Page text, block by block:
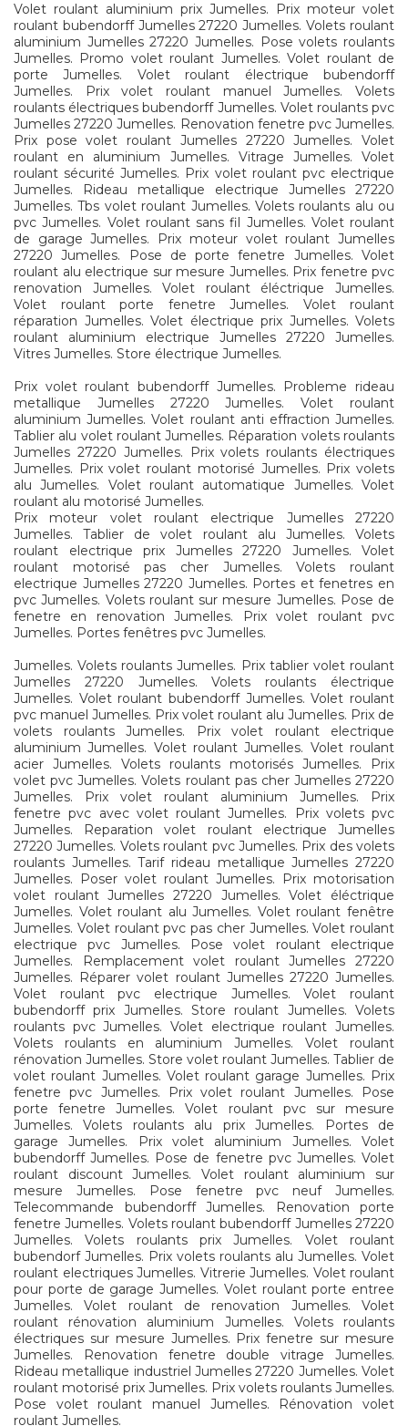
Volet roulant aluminium prix Jumelles. Prix moteur volet
roulant bubendorff Jumelles 27220 Jumelles. Volets roulant
aluminium Jumelles 27220 Jumelles. Pose volets roulants
Jumelles. Promo volet roulant Jumelles. Volet roulant de
porte Jumelles. Volet roulant électrique bubendorff
Jumelles. Prix volet roulant manuel Jumelles. Volets
roulants électriques bubendorff Jumelles. Volet roulants pvc
Jumelles 27220 Jumelles. Renovation fenetre pvc Jumelles.
Prix pose volet roulant Jumelles 27220 Jumelles. Volet
roulant en aluminium Jumelles. Vitrage Jumelles. Volet
roulant sécurité Jumelles. Prix volet roulant pvc electrique
Jumelles. Rideau metallique electrique Jumelles 27220
Jumelles. Tbs volet roulant Jumelles. Volets roulants alu ou
pvc Jumelles. Volet roulant sans fil Jumelles. Volet roulant
de garage Jumelles. Prix moteur volet roulant Jumelles
27220 Jumelles. Pose de porte fenetre Jumelles. Volet
roulant alu electrique sur mesure Jumelles. Prix fenetre pvc
renovation Jumelles. Volet roulant éléctrique Jumelles.
Volet roulant porte fenetre Jumelles. Volet roulant
réparation Jumelles. Volet électrique prix Jumelles. Volets
roulant aluminium electrique Jumelles 27220 Jumelles.
Vitres Jumelles. Store électrique Jumelles.
Prix volet roulant bubendorff Jumelles. Probleme rideau
metallique Jumelles 27220 Jumelles. Volet roulant
aluminium Jumelles. Volet roulant anti effraction Jumelles.
Tablier alu volet roulant Jumelles. Réparation volets roulants
Jumelles 27220 Jumelles. Prix volets roulants électriques
Jumelles. Prix volet roulant motorisé Jumelles. Prix volets
alu Jumelles. Volet roulant automatique Jumelles. Volet
roulant alu motorisé Jumelles.
Prix moteur volet roulant electrique Jumelles 27220
Jumelles. Tablier de volet roulant alu Jumelles. Volets
roulant electrique prix Jumelles 27220 Jumelles. Volet
roulant motorisé pas cher Jumelles. Volets roulant
electrique Jumelles 27220 Jumelles. Portes et fenetres en
pvc Jumelles. Volets roulant sur mesure Jumelles. Pose de
fenetre en renovation Jumelles. Prix volet roulant pvc
Jumelles. Portes fenêtres pvc Jumelles.
Jumelles. Volets roulants Jumelles. Prix tablier volet roulant
Jumelles 27220 Jumelles. Volets roulants électrique
Jumelles. Volet roulant bubendorff Jumelles. Volet roulant
pvc manuel Jumelles. Prix volet roulant alu Jumelles. Prix de
volets roulants Jumelles. Prix volet roulant electrique
aluminium Jumelles. Volet roulant Jumelles. Volet roulant
acier Jumelles. Volets roulants motorisés Jumelles. Prix
volet pvc Jumelles. Volets roulant pas cher Jumelles 27220
Jumelles. Prix volet roulant aluminium Jumelles. Prix
fenetre pvc avec volet roulant Jumelles. Prix volets pvc
Jumelles. Reparation volet roulant electrique Jumelles
27220 Jumelles. Volets roulant pvc Jumelles. Prix des volets
roulants Jumelles. Tarif rideau metallique Jumelles 27220
Jumelles. Poser volet roulant Jumelles. Prix motorisation
volet roulant Jumelles 27220 Jumelles. Volet éléctrique
Jumelles. Volet roulant alu Jumelles. Volet roulant fenêtre
Jumelles. Volet roulant pvc pas cher Jumelles. Volet roulant
electrique pvc Jumelles. Pose volet roulant electrique
Jumelles. Remplacement volet roulant Jumelles 27220
Jumelles. Réparer volet roulant Jumelles 27220 Jumelles.
Volet roulant pvc electrique Jumelles. Volet roulant
bubendorff prix Jumelles. Store roulant Jumelles. Volets
roulants pvc Jumelles. Volet electrique roulant Jumelles.
Volets roulants en aluminium Jumelles. Volet roulant
rénovation Jumelles. Store volet roulant Jumelles. Tablier de
volet roulant Jumelles. Volet roulant garage Jumelles. Prix
fenetre pvc Jumelles. Prix volet roulant Jumelles. Pose
porte fenetre Jumelles. Volet roulant pvc sur mesure
Jumelles. Volets roulants alu prix Jumelles. Portes de
garage Jumelles. Prix volet aluminium Jumelles. Volet
bubendorff Jumelles. Pose de fenetre pvc Jumelles. Volet
roulant discount Jumelles. Volet roulant aluminium sur
mesure Jumelles. Pose fenetre pvc neuf Jumelles.
Telecommande bubendorff Jumelles. Renovation porte
fenetre Jumelles. Volets roulant bubendorff Jumelles 27220
Jumelles. Volets roulants prix Jumelles. Volet roulant
bubendorf Jumelles. Prix volets roulants alu Jumelles. Volet
roulant electriques Jumelles. Vitrerie Jumelles. Volet roulant
pour porte de garage Jumelles. Volet roulant porte entree
Jumelles. Volet roulant de renovation Jumelles. Volet
roulant rénovation aluminium Jumelles. Volets roulants
électriques sur mesure Jumelles. Prix fenetre sur mesure
Jumelles. Renovation fenetre double vitrage Jumelles.
Rideau metallique industriel Jumelles 27220 Jumelles. Volet
roulant motorisé prix Jumelles. Prix volets roulants Jumelles.
Pose volet roulant manuel Jumelles. Rénovation volet
roulant Jumelles.